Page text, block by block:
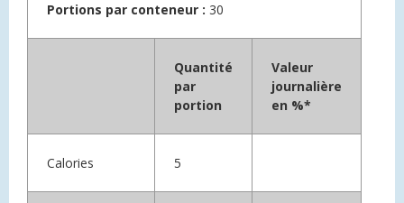
Portions par conteneur : 30
Quantité
par
portion
Valeur
journalière
en %*
Calories 5